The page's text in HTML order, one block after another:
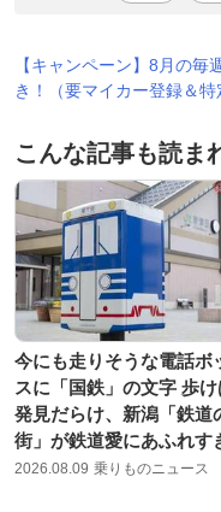
【キャンペーン】8月の毎
き！（要マイカー登録＆特
こんな記事も読ま
今にも走りそうな電話ボ
スに「国鉄」の文字 歩け
発見だらけ、新潟「鉄道
街」が鉄道愛にあふれす
2026.08.09 乗りものニュース